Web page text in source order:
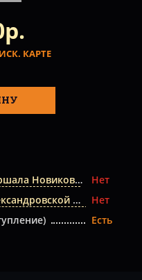
КАРТЕ
Магазин "Все масла" на ул. Маршала Новикова
Нет
Магазин "Все масла" на пр. Александровской Фермы
Нет
Есть